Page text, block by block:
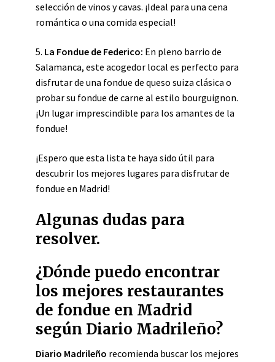
selección de vinos y cavas. ¡Ideal para una cena
romántica o una comida especial!
5. La Fondue de Federico: En pleno barrio de
Salamanca, este acogedor local es perfecto para
disfrutar de una fondue de queso suiza clásica o
probar su fondue de carne al estilo bourguignon.
¡Un lugar imprescindible para los amantes de la
fondue!
¡Espero que esta lista te haya sido útil para
descubrir los mejores lugares para disfrutar de
fondue en Madrid!
Algunas dudas para
resolver.
¿Dónde puedo encontrar
los mejores restaurantes
de fondue en Madrid
según Diario Madrileño?
Diario Madrileño recomienda buscar los mejores